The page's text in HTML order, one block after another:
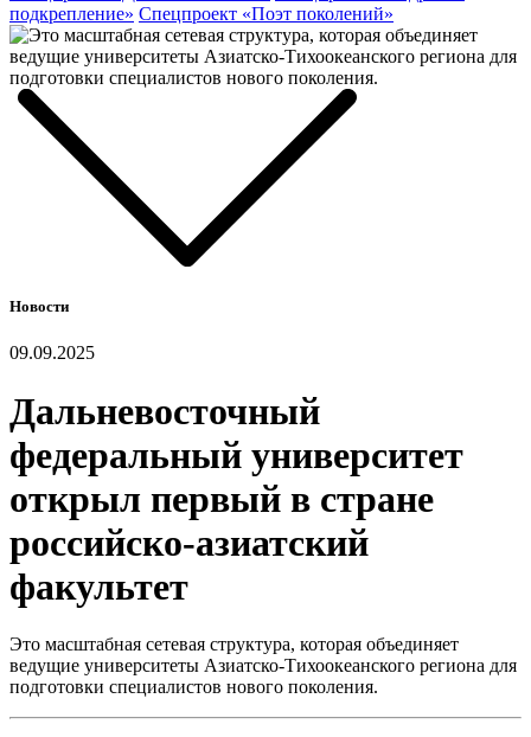
подкрепление» Спецпроект «Поэт поколений»
Новости
09.09.2025
Дальневосточный
федеральный университет
открыл первый в стране
российско-азиатский
факультет
Это масштабная сетевая структура, которая объединяет
ведущие университеты Азиатско-Тихоокеанского региона для
подготовки специалистов нового поколения.